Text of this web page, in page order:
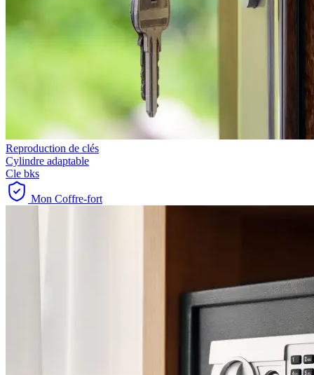
Reproduction de clés
Cylindre adaptable
Cle bks
Mon Coffre-fort